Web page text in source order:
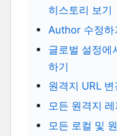
히스토리 보기
Author 수정하
글로벌 설정
하기
원격지 URL 변
모든 원격지
모든 로컬 및